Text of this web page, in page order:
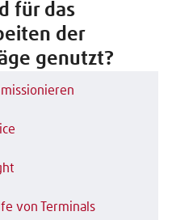
für das
der
genutzt?
von Terminals